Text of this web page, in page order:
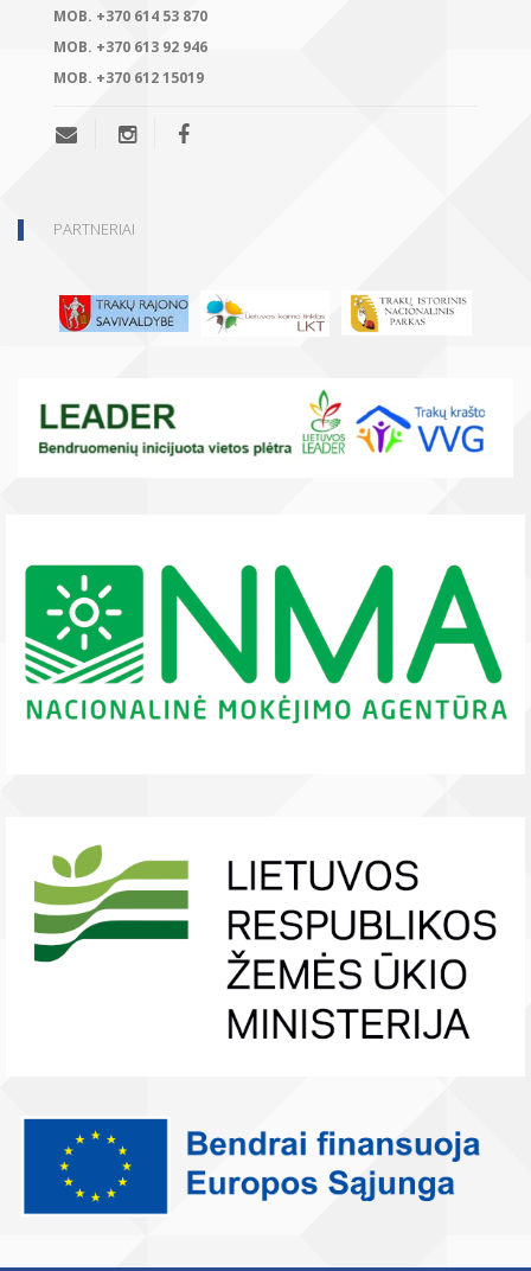
MOB. +370 614 53 870
MOB. +370 613 92 946
MOB. +370 612 15019
PARTNERIAI